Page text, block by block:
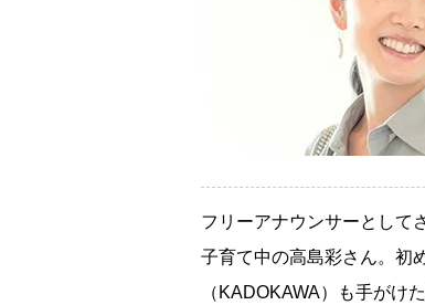
フリーアナウンサーとして
子育て中の高島彩さん。初
（KADOKAWA）も手がけ